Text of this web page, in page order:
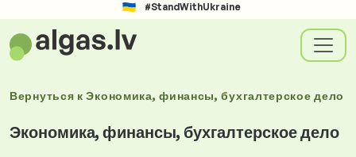
#StandWithUkraine
Вернуться кЭкономика, финансы, бухгалтерское дело
Экономика, финансы, бухгалтерское дело